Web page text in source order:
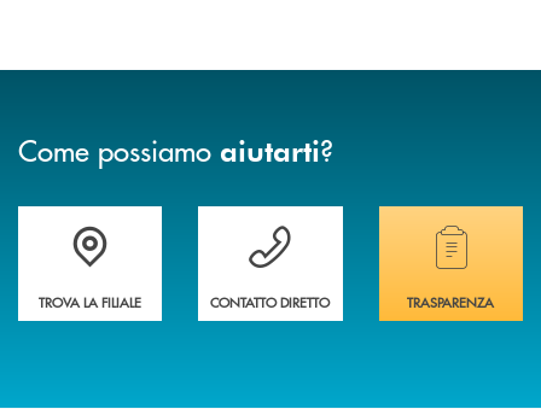
Come possiamo aiutarti?
Accedi all' elenco completo delle filiali della banca.
TROVA LA FILIALE
Hai bisogno di assistenza immediata?
CONTATTO DIRETTO
Hai bisogno di
TRASPARENZA